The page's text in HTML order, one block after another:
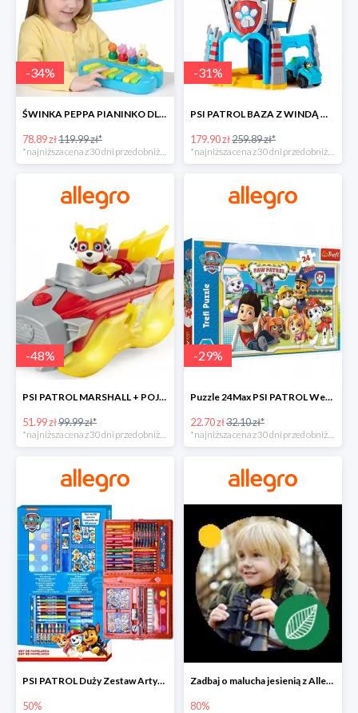
-34%
ŚWINKA PEPPA PIANINKO DLA DZIECI -34%
78.89 zł119.99 zł*
-31%
PSI PATROL BAZA Z WINDĄ WIEŻA + POJAZD AUTO REX -30%
179.90 zł259.89 zł*
-48%
PSI PATROL MARSHALL + POJAZD WÓZ STRAŻACKI DŹWIĘK -48%
51.99 zł99.99 zł*
*najniższa cena z 30 dni przed obniżką
-29%
Puzzle 24Max PSI PATROL Wesoła drużyna TREFL -29%
22.70 zł32.10 zł*
*najniższa cena z 30 dni przed obniżką
PSI PATROL Duży Zestaw Artystyczny 52 elementy na piąty komplet -50%
50%
Zadbaj o malucha jesienią z Allegro do -80%
80%